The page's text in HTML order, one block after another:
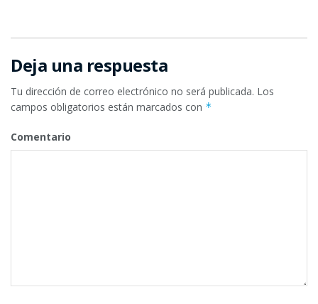
Deja una respuesta
Tu dirección de correo electrónico no será publicada. Los
campos obligatorios están marcados con *
Comentario